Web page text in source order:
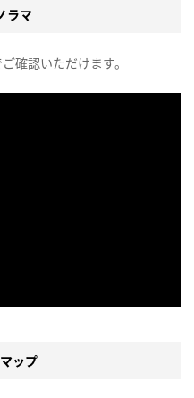
ラマ
確認いただけます。
ップ